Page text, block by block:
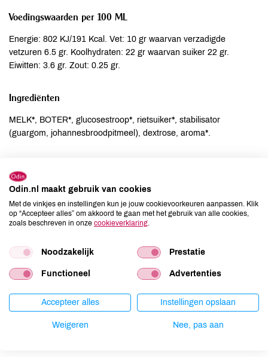
Voedingswaarden per 100 ML
Energie: 802 KJ/191 Kcal. Vet: 10 gr waarvan verzadigde
vetzuren 6.5 gr. Koolhydraten: 22 gr waarvan suiker 22 gr.
Eiwitten: 3.6 gr. Zout: 0.25 gr.
Ingrediënten
MELK*, BOTER*, glucosestroop*, rietsuiker*, stabilisator
(guargom, johannesbroodpitmeel), dextrose, aroma*.
Aardnoten
niet aanwezig
Ei
niet aanwezig
Gluten
niet aanwezig
Lupine
niet aanwezig
Mosterd
niet aanwezig
Schaaldieren
niet aanwezig
Selderij
niet aanwezig
niet aanwezig
Odin.nl maakt gebruik van cookies
Met de vinkjes en instellingen kun je jouw cookievoorkeuren aanpassen. Klik
op “Accepteer alles” om akkoord te gaan met het gebruik van alle cookies,
zoals beschreven in onze cookieverklaring
Noodzakelijk Prestatie
Functioneel Advertenties
Accepteer alles Instellingen opslaan
Weigeren Nee, pas aan